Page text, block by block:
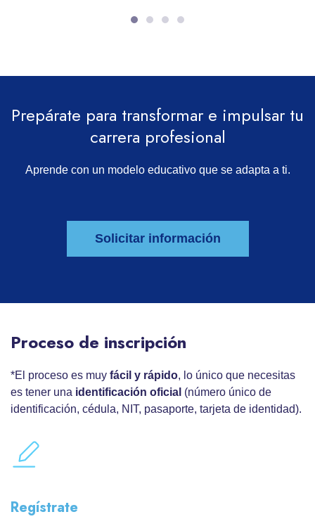
Prepárate para transformar e impulsar tu
carrera profesional
Aprende con un modelo educativo que se adapta a ti.
Solicitar información
Proceso de inscripción
*El proceso es muy fácil y rápido, lo único que necesitas
es tener una identificación oficial (número único de
identificación, cédula, NIT, pasaporte, tarjeta de identidad).
Regístrate